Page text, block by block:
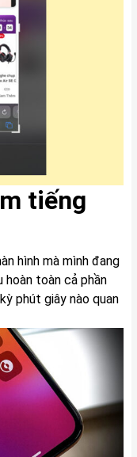
tiếng
hình mà mình đang
hoàn toàn cả phần
phút giây nào quan